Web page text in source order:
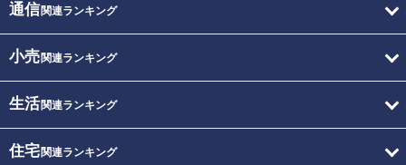
通信関連ランキング
小売関連ランキング
生活関連ランキング
住宅関連ランキング